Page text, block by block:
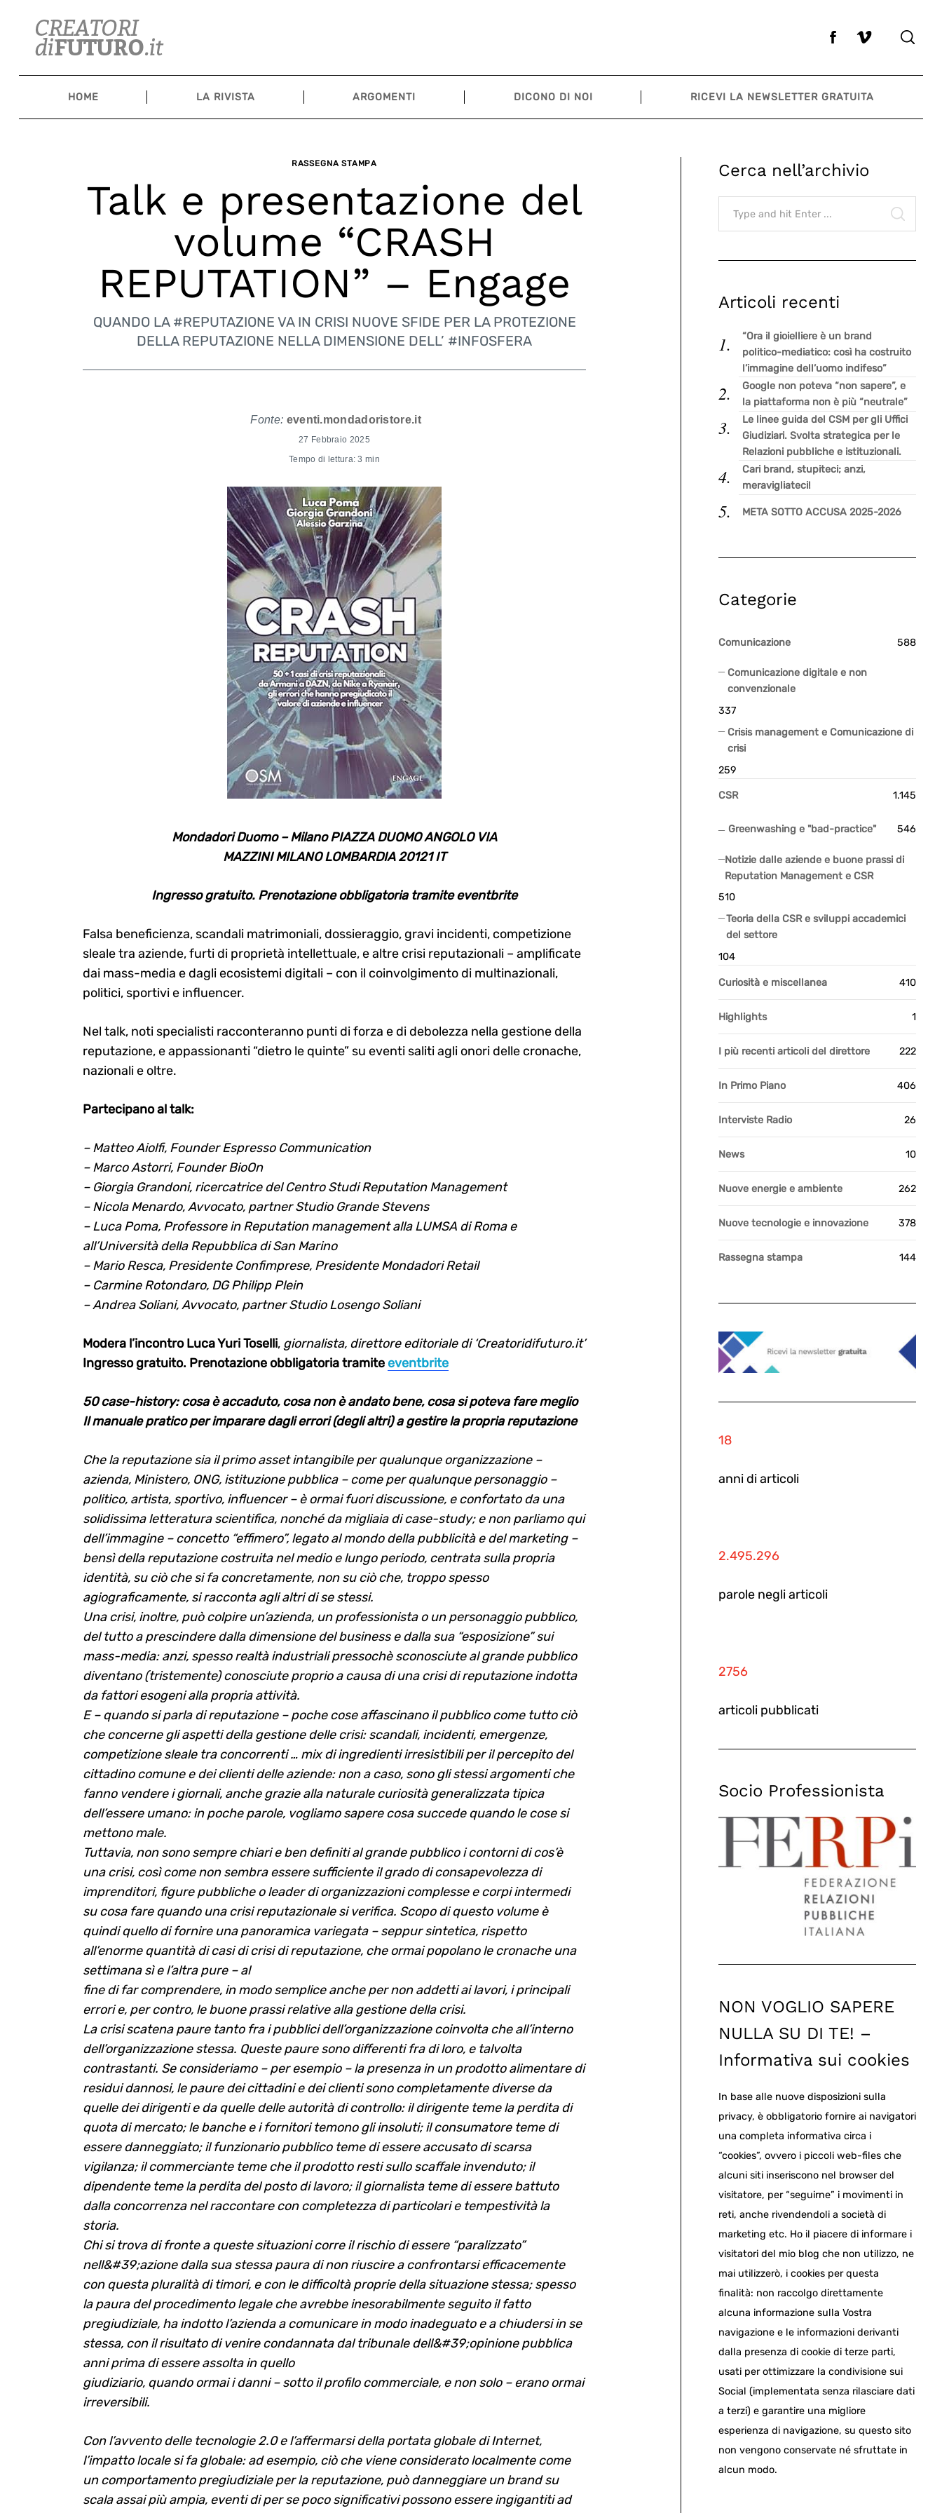
content
HOME LA RIVISTA ARGOMENTI DICONO DI NOI RICEVI LA NEWSLETTER GRATUITA
RASSEGNA STAMPA
Talk e presentazione del
volume “CRASH
REPUTATION” – Engage
QUANDO LA #REPUTAZIONE VA IN CRISI NUOVE SFIDE PER LA PROTEZIONE
DELLA REPUTAZIONE NELLA DIMENSIONE DELL’ #INFOSFERA
Fonte: eventi.mondadoristore.it
27 Febbraio 2025
Tempo di lettura: 3 min
Mondadori Duomo – Milano PIAZZA DUOMO ANGOLO VIA
MAZZINI MILANO LOMBARDIA 20121 IT
Ingresso gratuito. Prenotazione obbligatoria tramite eventbrite
Falsa beneficienza, scandali matrimoniali, dossieraggio, gravi incidenti, competizione
sleale tra aziende, furti di proprietà intellettuale, e altre crisi reputazionali – amplificate
dai mass-media e dagli ecosistemi digitali – con il coinvolgimento di multinazionali,
politici, sportivi e influencer.
Nel talk, noti specialisti racconteranno punti di forza e di debolezza nella gestione della
reputazione, e appassionanti “dietro le quinte” su eventi saliti agli onori delle cronache,
nazionali e oltre.
Partecipano al talk:
– Matteo Aiolfi, Founder Espresso Communication
– Marco Astorri, Founder BioOn
– Giorgia Grandoni, ricercatrice del Centro Studi Reputation Management
– Nicola Menardo, Avvocato, partner Studio Grande Stevens
– Luca Poma, Professore in Reputation management alla LUMSA di Roma e
all’Università della Repubblica di San Marino
– Mario Resca, Presidente Confimprese, Presidente Mondadori Retail
– Carmine Rotondaro, DG Philipp Plein
– Andrea Soliani, Avvocato, partner Studio Losengo Soliani
Modera l’incontro Luca Yuri Toselli, giornalista, direttore editoriale di ‘Creatoridifuturo.it’
Ingresso gratuito. Prenotazione obbligatoria tramiteeventbrite
50 case-history: cosa è accaduto, cosa non è andato bene, cosa si poteva fare meglio
Il manuale pratico per imparare dagli errori (degli altri) a gestire la propria reputazione
Che la reputazione sia il primo asset intangibile per qualunque organizzazione –
azienda, Ministero, ONG, istituzione pubblica – come per qualunque personaggio –
politico, artista, sportivo, influencer – è ormai fuori discussione, e confortato da una
solidissima letteratura scientifica, nonché da migliaia di case-study; e non parliamo qui
dell’immagine – concetto “effimero”, legato al mondo della pubblicità e del marketing –
bensì della reputazione costruita nel medio e lungo periodo, centrata sulla propria
identità, su ciò che si fa concretamente, non su ciò che, troppo spesso
agiograficamente, si racconta agli altri di se stessi.
Una crisi, inoltre, può colpire un’azienda, un professionista o un personaggio pubblico,
del tutto a prescindere dalla dimensione del business e dalla sua “esposizione” sui
mass-media: anzi, spesso realtà industriali pressochè sconosciute al grande pubblico
diventano (tristemente) conosciute proprio a causa di una crisi di reputazione indotta
da fattori esogeni alla propria attività.
E – quando si parla di reputazione – poche cose affascinano il pubblico come tutto ciò
che concerne gli aspetti della gestione delle crisi: scandali, incidenti, emergenze,
competizione sleale tra concorrenti … mix di ingredienti irresistibili per il percepito del
cittadino comune e dei clienti delle aziende: non a caso, sono gli stessi argomenti che
fanno vendere i giornali, anche grazie alla naturale curiosità generalizzata tipica
dell’essere umano: in poche parole, vogliamo sapere cosa succede quando le cose si
mettono male.
Tuttavia, non sono sempre chiari e ben definiti al grande pubblico i contorni di cos’è
una crisi, così come non sembra essere sufficiente il grado di consapevolezza di
imprenditori, figure pubbliche o leader di organizzazioni complesse e corpi intermedi
su cosa fare quando una crisi reputazionale si verifica. Scopo di questo volume è
quindi quello di fornire una panoramica variegata – seppur sintetica, rispetto
all’enorme quantità di casi di crisi di reputazione, che ormai popolano le cronache una
settimana sì e l’altra pure – al
fine di far comprendere, in modo semplice anche per non addetti ai lavori, i principali
errori e, per contro, le buone prassi relative alla gestione della crisi.
La crisi scatena paure tanto fra i pubblici dell’organizzazione coinvolta che all’interno
dell’organizzazione stessa. Queste paure sono differenti fra di loro, e talvolta
contrastanti. Se consideriamo – per esempio – la presenza in un prodotto alimentare di
residui dannosi, le paure dei cittadini e dei clienti sono completamente diverse da
quelle dei dirigenti e da quelle delle autorità di controllo: il dirigente teme la perdita di
quota di mercato; le banche e i fornitori temono gli insoluti; il consumatore teme di
essere danneggiato; il funzionario pubblico teme di essere accusato di scarsa
vigilanza; il commerciante teme che il prodotto resti sullo scaffale invenduto; il
dipendente teme la perdita del posto di lavoro; il giornalista teme di essere battuto
dalla concorrenza nel raccontare con completezza di particolari e tempestività la
storia.
Chi si trova di fronte a queste situazioni corre il rischio di essere “paralizzato”
nell&#39;azione dalla sua stessa paura di non riuscire a confrontarsi efficacemente
con questa pluralità di timori, e con le difficoltà proprie della situazione stessa; spesso
la paura del procedimento legale che avrebbe inesorabilmente seguito il fatto
pregiudiziale, ha indotto l’azienda a comunicare in modo inadeguato e a chiudersi in se
stessa, con il risultato di venire condannata dal tribunale dell&#39;opinione pubblica
anni prima di essere assolta in quello
giudiziario, quando ormai i danni – sotto il profilo commerciale, e non solo – erano ormai
irreversibili.
Con l’avvento delle tecnologie 2.0 e l’affermarsi della portata globale di Internet,
l’impatto locale si fa globale: ad esempio, ciò che viene considerato localmente come
un comportamento pregiudiziale per la reputazione, può danneggiare un brand su
scala assai più ampia, eventi di per se poco significativi possono essere ingigantiti ad
Cerca nell’archivio
Search
for:
Articoli recenti
“Ora il gioielliere è un brand
politico-mediatico: così ha costruito
l’immagine dell’uomo indifeso”
Google non poteva “non sapere”, e
la piattaforma non è più “neutrale”
Le linee guida del CSM per gli Uffici
Giudiziari. Svolta strategica per le
Relazioni pubbliche e istituzionali.
Cari brand, stupiteci; anzi,
meravigliateci!
META SOTTO ACCUSA 2025-2026
Categorie
Comunicazione 588
Comunicazione digitale e non
convenzionale
337
Crisis management e Comunicazione di
crisi
259
CSR 1.145
Greenwashing e "bad-practice" 546
Notizie dalle aziende e buone prassi di
Reputation Management e CSR
510
Teoria della CSR e sviluppi accademici
del settore
104
Curiosità e miscellanea 410
Highlights 1
I più recenti articoli del direttore 222
In Primo Piano 406
Interviste Radio 26
News 10
Nuove energie e ambiente 262
Nuove tecnologie e innovazione 378
Rassegna stampa 144
18
anni di articoli
2.495.296
parole negli articoli
2756
articoli pubblicati
Socio Professionista
NON VOGLIO SAPERE
NULLA SU DI TE! –
Informativa sui cookies
In base alle nuove disposizioni sulla
privacy, è obbligatorio fornire ai navigatori
una completa informativa circa i
“cookies”, ovvero i piccoli web-files che
alcuni siti inseriscono nel browser del
visitatore, per “seguirne” i movimenti in
reti, anche rivendendoli a società di
marketing etc. Ho il piacere di informare i
visitatori del mio blog che non utilizzo, ne
mai utilizzerò, i cookies per questa
finalità: non raccolgo direttamente
alcuna informazione sulla Vostra
navigazione e le informazioni derivanti
dalla presenza di cookie di terze parti,
usati per ottimizzare la condivisione sui
Social (implementata senza rilasciare dati
a terzi) e garantire una migliore
esperienza di navigazione, su questo sito
non vengono conservate né sfruttate in
alcun modo.